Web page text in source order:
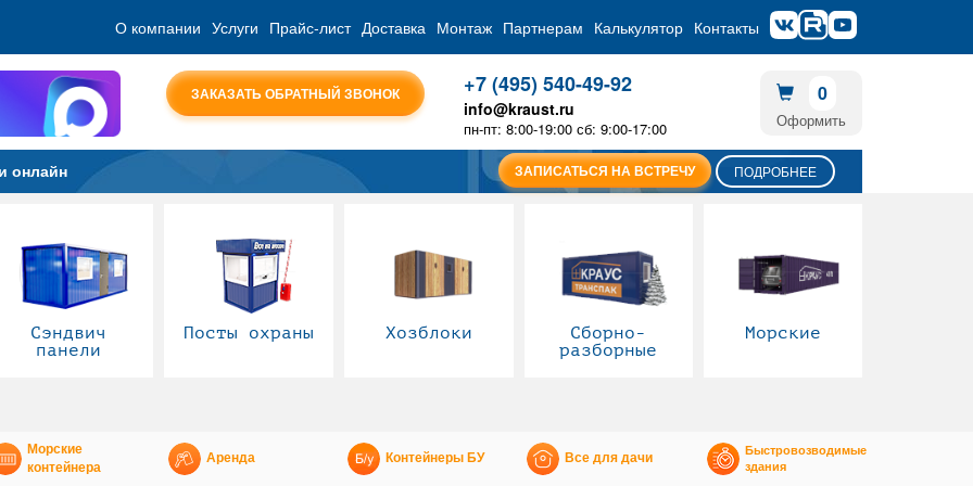
О компании Услуги Прайс-лист Доставка Монтаж Партнерам Калькулятор Контакты
ЗАКАЗАТЬ ОБРАТНЫЙ ЗВОНОК +7 (495) 540-49-92
info@kraust.ru
пн-пт: 8:00-19:00 сб: 9:00-17:00
0
Оформить
онлайн ЗАПИСАТЬСЯ НА ВСТРЕЧУ ПОДРОБНЕЕ
Сэндвич
панели
Посты охраны Хозблоки
Сборно-
разборные
Морские
Морские
контейнера
Аренда Контейнеры БУ Все для дачи
Быстровозводимые
здания